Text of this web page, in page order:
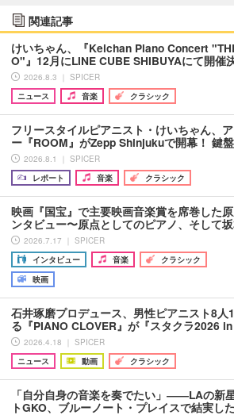
関連記事
けいちゃん、『Keichan Piano Concert
O"』12月にLINE CUBE SHIBUYAにて開催
2026.8.3 ｜ SPICER
ニュース
音楽 クラシック
フリースタイルピアニスト・けいちゃん、
ー『ROOM』がZepp Shinjukuで開幕！ 鍵
2026.8.1 ｜ SPICER
レポート
音楽 クラシック
映画『国宝』で主要映画音楽賞を席巻した
ンタビュー〜原点としてのピアノ、そして
2026.7.17 ｜ SPICER
インタビュー
音楽
クラシック
映画
石井琢磨プロデュース、男性ピアニスト8人
る『PIANO CLOVER』が『スタクラ2026
2026.4.18 ｜ SPICER
ニュース
動画 クラシック
「自分自身の音楽を奏でたい」――LAの新
トGKO、ブルーノート・プレイスで結実し